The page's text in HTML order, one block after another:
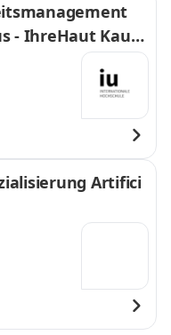
- IhreHaut Kaufb
Maja Grahovac
Artifici